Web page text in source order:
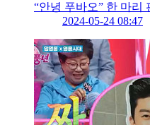
“안녕 푸바오” 한 마리
2024-05-24 08:47